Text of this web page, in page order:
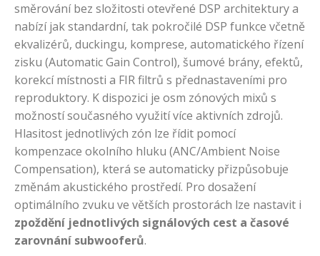
směrování bez složitosti otevřené DSP architektury a
nabízí jak standardní, tak pokročilé DSP funkce včetně
ekvalizérů, duckingu, komprese, automatického řízení
zisku (Automatic Gain Control), šumové brány, efektů,
korekcí místnosti a FIR filtrů s přednastaveními pro
reproduktory. K dispozici je osm zónových mixů s
možností současného využití více aktivních zdrojů.
Hlasitost jednotlivých zón lze řídit pomocí
kompenzace okolního hluku (ANC/Ambient Noise
Compensation), která se automaticky přizpůsobuje
změnám akustického prostředí. Pro dosažení
optimálního zvuku ve větších prostorách lze nastavit i
zpoždění jednotlivých signálových cest a časové
zarovnání subwooferů.